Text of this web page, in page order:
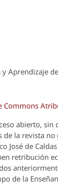
Aprendizaje
Commons
abierto,
la revista
José de
retribución
de la